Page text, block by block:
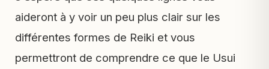
aideront à y voir un peu plus clair sur les
différentes formes de Reiki et vous
permettront de comprendre ce que le Usui